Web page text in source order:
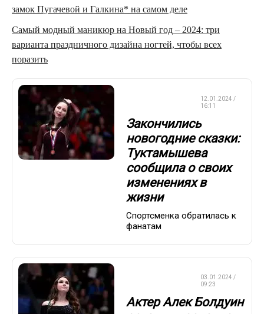
замок Пугачевой и Галкина* на самом деле
Самый модный маникюр на Новый год – 2024: три
варианта праздничного дизайна ногтей, чтобы всех
поразить
12.01.2024 /
16:11
Закончились
новогодние сказки:
Туктамышева
сообщила о своих
изменениях в
жизни
Спортсменка обратилась к
фанатам
03.01.2024 /
09:23
Актер Алек Болдуин